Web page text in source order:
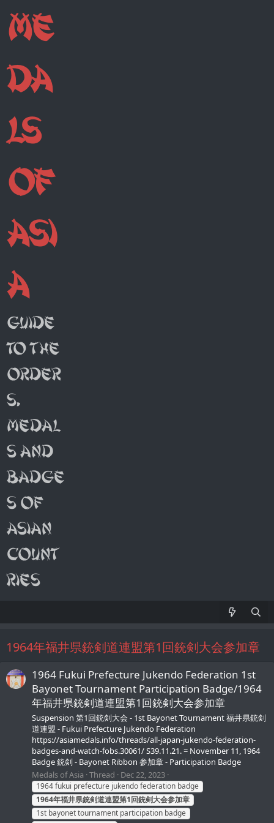
1964年福井県銃剣道連盟第1回銃剣大会参加章
1964 Fukui Prefecture Jukendo Federation 1st
Bayonet Tournament Participation Badge/1964
年福井県銃剣道連盟第1回銃剣大会参加章
Suspension 第1回銃剣大会 - 1st Bayonet Tournament 福井県銃剣
道連盟 - Fukui Prefecture Jukendo Federation
https://asiamedals.info/threads/all-japan-jukendo-federation-
badges-and-watch-fobs.30061/ S39.11.21. = November 11, 1964
Badge 銃剣 - Bayonet Ribbon 参加章 - Participation Badge
Medals of Asia Thread Dec 22, 2023
1964 fukui prefecture jukendo federation badge
1964年福井県銃剣道連盟第1回銃剣大会参加章
1st bayonet tournament participation badge